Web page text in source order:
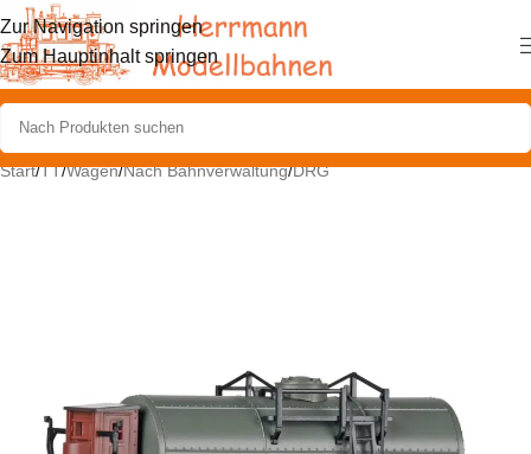
Zur Navigation springen
Zum Hauptinhalt springen
Start/TT/Wagen/Nach Bahnverwaltung/DRG